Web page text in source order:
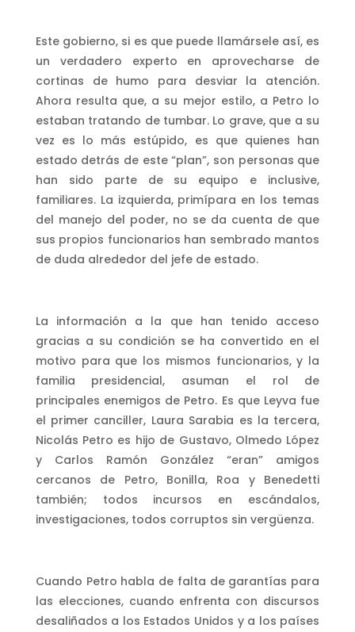
Este gobierno, si es que puede llamársele así, es
un verdadero experto en aprovecharse de
cortinas de humo para desviar la atención.
Ahora resulta que, a su mejor estilo, a Petro lo
estaban tratando de tumbar. Lo grave, que a su
vez es lo más estúpido, es que quienes han
estado detrás de este “plan”, son personas que
han sido parte de su equipo e inclusive,
familiares. La izquierda, primípara en los temas
del manejo del poder, no se da cuenta de que
sus propios funcionarios han sembrado mantos
de duda alrededor del jefe de estado.
La información a la que han tenido acceso
gracias a su condición se ha convertido en el
motivo para que los mismos funcionarios, y la
familia presidencial, asuman el rol de
principales enemigos de Petro. Es que Leyva fue
el primer canciller, Laura Sarabia es la tercera,
Nicolás Petro es hijo de Gustavo, Olmedo López
y Carlos Ramón González “eran” amigos
cercanos de Petro, Bonilla, Roa y Benedetti
también; todos incursos en escándalos,
investigaciones, todos corruptos sin vergüenza.
Cuando Petro habla de falta de garantías para
las elecciones, cuando enfrenta con discursos
desaliñados a los Estados Unidos y a los países